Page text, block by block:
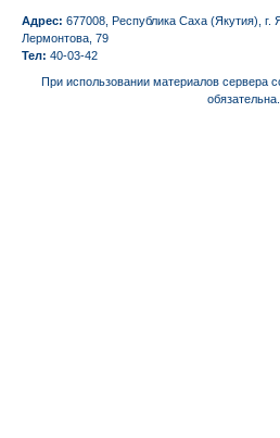
Адрес: 677008, Республика Саха (Якутия), г.
Лермонтова, 79
Тел: 40-03-42
При использовании материалов сервера
обязательна.